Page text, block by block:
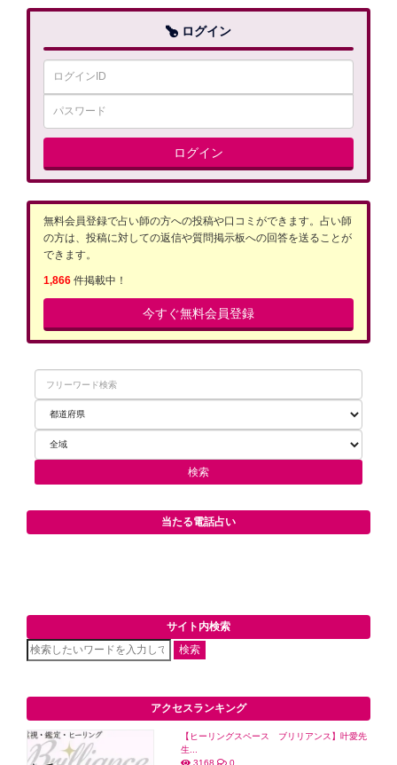
ログイン
ログイン
無料会員登録で占い師の方への投稿や口コミができます。占い師
の方は、投稿に対しての返信や質問掲示板への回答を送ることが
できます。
1,866 件掲載中！
今すぐ無料会員登録
当たる電話占い
サイト内検索
検索
アクセスランキング
【ヒーリングスペース ブリリアンス】叶愛先
生...
3168
0